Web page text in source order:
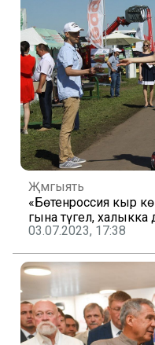
Җәмгыять
«Бөтенроссия кыр
гына түгел,
03.07.2023, 17:38